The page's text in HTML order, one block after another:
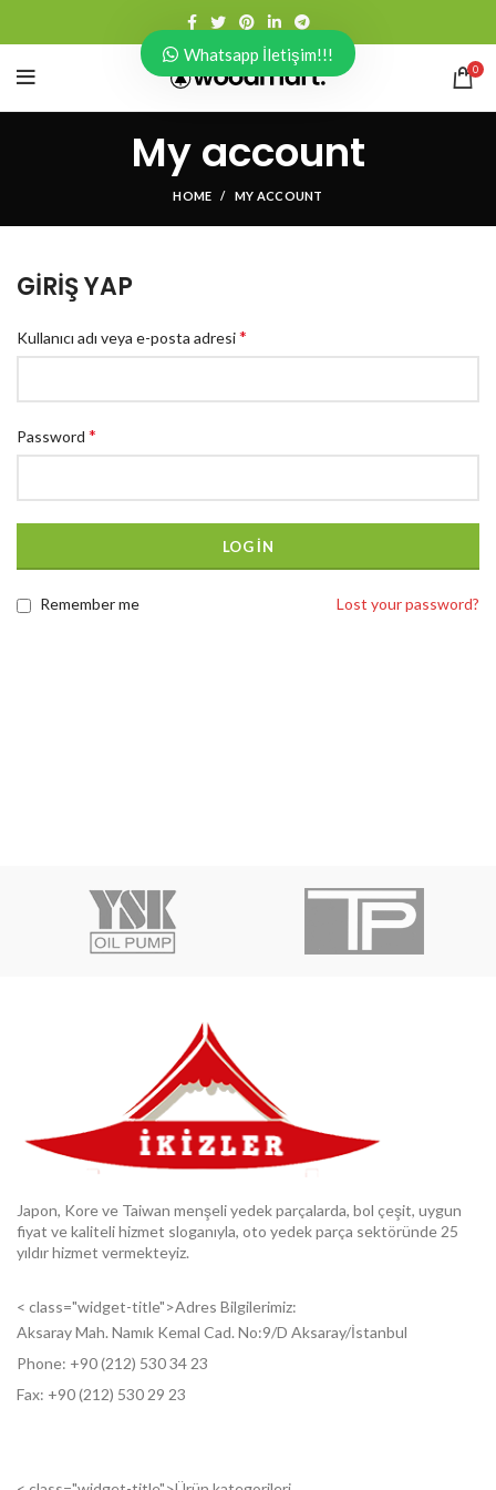
0
My account
HOME MY ACCOUNT
GIRIŞ YAP
Kullanıcı adı veya e-posta adresi*
Password *
LOG IN
Lost your password?
Remember me
Japon, Kore ve Taiwan menşeli yedek parçalarda, bol çeşit, uygun
fiyat ve kaliteli hizmet sloganıyla, oto yedek parça sektöründe 25
yıldır hizmet vermekteyiz.
< class="widget-title">Adres Bilgilerimiz:
Aksaray Mah. Namık Kemal Cad. No:9/D Aksaray/İstanbul
Phone: +90 (212) 530 34 23
Fax: +90 (212) 530 29 23
Whatsapp İletişim!!!